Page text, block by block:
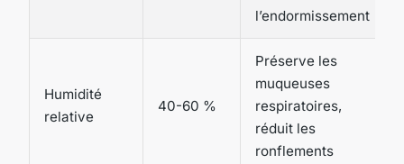
l’endormissement
Humidité
relative
40-60 %
Préserve les
muqueuses
respiratoires,
réduit les
ronflements